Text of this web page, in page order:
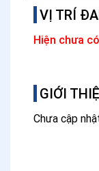
VỊ TRÍ
Hiện chưa
GIỚI
Chưa cập